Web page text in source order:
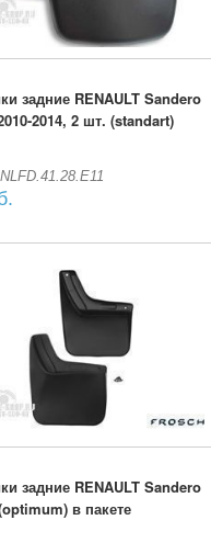
задние RENAULT Sandero
2014, 2 шт. (standart)
NLFD.41.28.E11
задние RENAULT Sandero
в пакете